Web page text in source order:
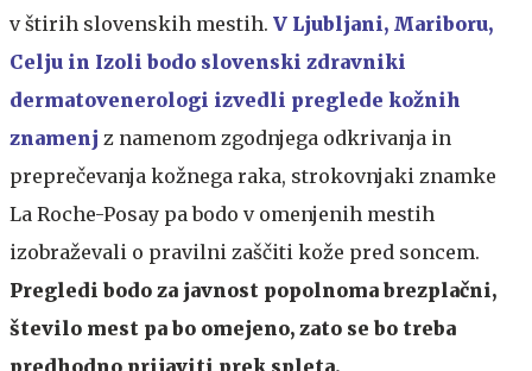
v štirih slovenskih mestih. V Ljubljani, Mariboru,
Celju in Izoli bodo slovenski zdravniki
dermatovenerologi izvedli preglede kožnih
znamenj z namenom zgodnjega odkrivanja in
preprečevanja kožnega raka, strokovnjaki znamke
La Roche-Posay pa bodo v omenjenih mestih
izobraževali o pravilni zaščiti kože pred soncem.
Pregledi bodo za javnost popolnoma brezplačni,
število mest pa bo omejeno, zato se bo treba
predhodno prijaviti prek spleta.